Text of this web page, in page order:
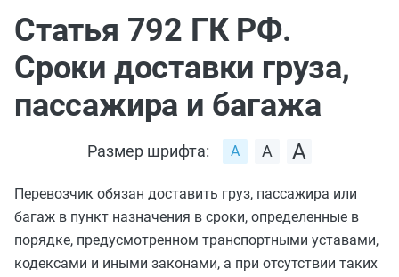
Статья 792 ГК РФ.
Сроки доставки груза,
пассажира и багажа
Размер шрифта:
Перевозчик обязан доставить груз, пассажира или
багаж в пункт назначения в сроки, определенные в
порядке, предусмотренном транспортными уставами,
кодексами и иными законами, а при отсутствии таких